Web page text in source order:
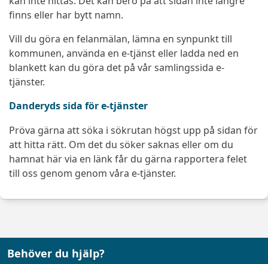
finns eller har bytt namn.
Vill du göra en felanmälan, lämna en synpunkt till
kommunen, använda en e-tjänst eller ladda ned en
blankett kan du göra det på vår samlingssida e-
tjänster.
Danderyds sida för e-tjänster
Pröva gärna att söka i sökrutan högst upp på sidan för
att hitta rätt. Om det du söker saknas eller om du
hamnat här via en länk får du gärna rapportera felet
till oss genom genom våra e-tjänster.
Behöver du hjälp?